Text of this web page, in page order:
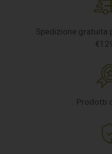
Spedizione gratuita
Prodotti